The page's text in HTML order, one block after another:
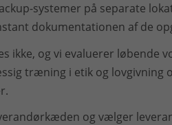
systemer på separate
dokumentationen af de
ikke, og vi evaluerer løbende
træning i etik og lovgivning
og vælger